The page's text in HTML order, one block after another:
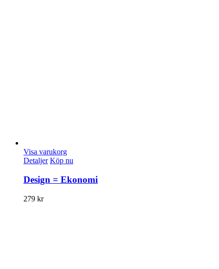
Visa varukorg
Detaljer Köp nu
Design = Ekonomi
279 kr